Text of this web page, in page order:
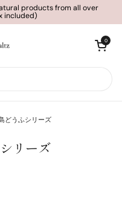
products from all over
included)
カートを開く
0
どうふシリーズ
リーズ